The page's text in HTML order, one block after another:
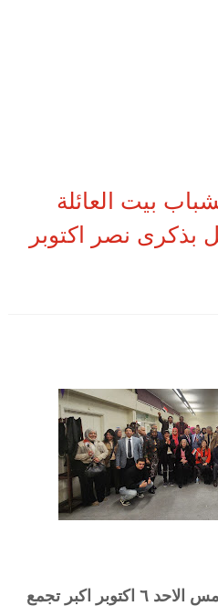
بيت العائلة
بذكرى نصر اكتوبر
شهدت العاصمة البريطانية امس الاحد ٦ اكتوبر اكبر تجمع